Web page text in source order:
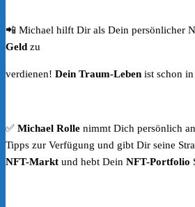
📲 Michael hilft Dir als Dein persönlicher
Geld zu
verdienen! Dein Traum-Leben ist schon
✅ Michael Rolle nimmt Dich persönlich
Tipps zur Verfügung und gibt Dir seine
NFT-Markt und hebt Dein NFT-Portfolio